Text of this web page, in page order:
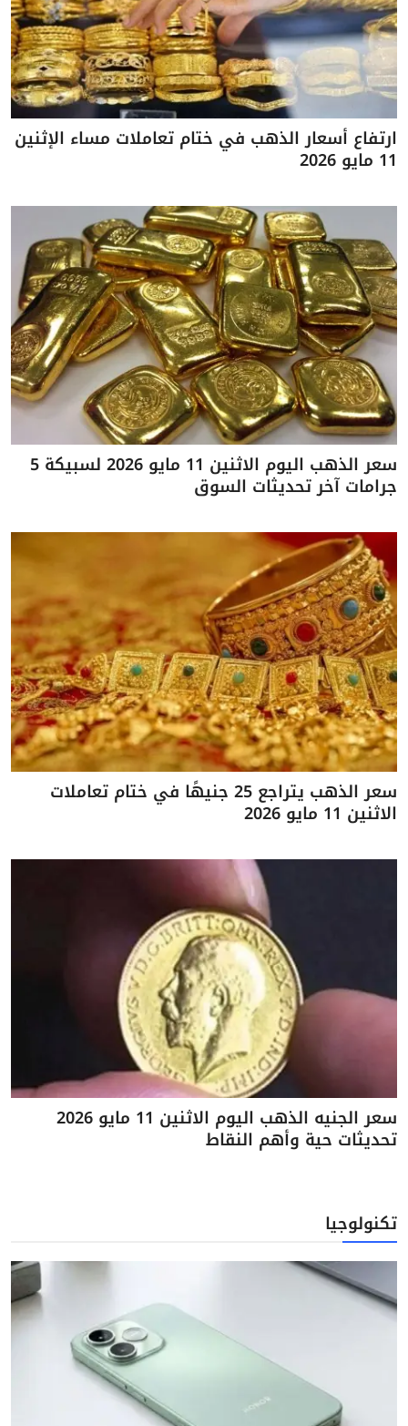
ارتفاع أسعار الذهب في ختام تعاملات مساء الإثنين
11 مايو 2026
سعر الذهب اليوم الاثنين 11 مايو 2026 لسبيكة 5
جرامات آخر تحديثات السوق
سعر الذهب يتراجع 25 جنيهًا في ختام تعاملات
الاثنين 11 مايو 2026
سعر الجنيه الذهب اليوم الاثنين 11 مايو 2026
تحديثات حية وأهم النقاط
تكنولوجيا